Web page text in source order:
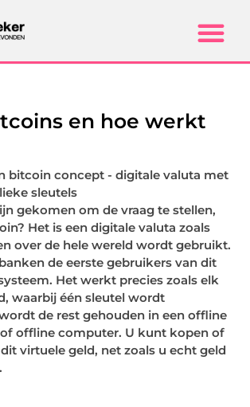
en hoe werkt
gekomen om de vraag te stellen,
Het is een digitale valuta zoals
over de hele wereld wordt gebruikt.
de eerste gebruikers van dit
Het werkt precies zoals elk
waarbij één sleutel wordt
de rest gehouden in een offline
offline computer. U kunt kopen of
virtuele geld, net zoals u echt geld